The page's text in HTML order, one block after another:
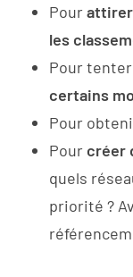
Pourattirer
les
Pour
certains
Pour
Pour créer
quels
priorité ?